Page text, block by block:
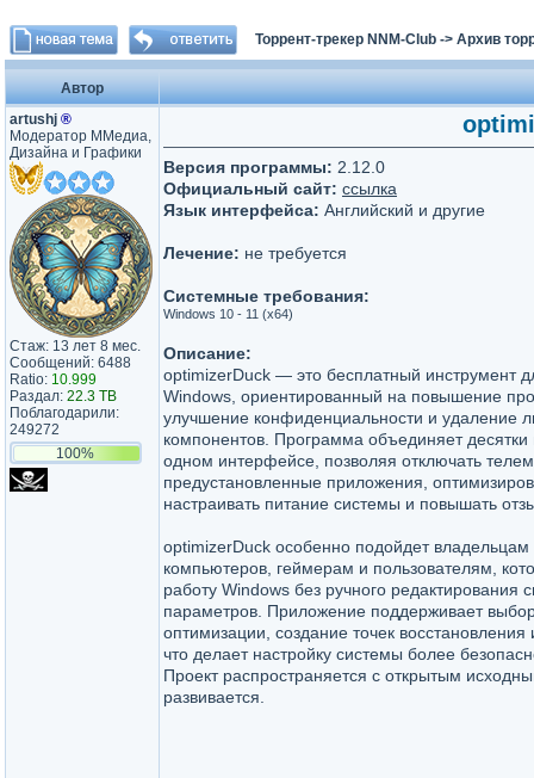
Торрент-трекер NNM-Club -> Архив
Автор
artushj ®
Модератор ММедиа,
Дизайна и Графики
Стаж: 13 лет 8 мес.
Сообщений: 6488
Ratio: 10.999
Раздал: 22.3 TB
Поблагодарили:
249272
100%
Версия программы: 2.12.0
Официальный сайт: ссылка
Язык интерфейса: Английский и другие
Лечение: не требуется
Системные требования:
Windows 10 - 11 (x64)
Описание:
optimizerDuck — это бесплатный инструмент
Windows, ориентированный на повышение
улучшение конфиденциальности и удаление
компонентов. Программа объединяет десятки
одном интерфейсе, позволяя отключать
предустановленные приложения,
настраивать питание системы и повышать
optimizerDuck особенно подойдет
компьютеров, геймерам и пользователям,
работу Windows без ручного редактирования
параметров. Приложение поддерживает
оптимизации, создание точек восстановления
что делает настройку системы более
Проект распространяется с открытым
развивается.